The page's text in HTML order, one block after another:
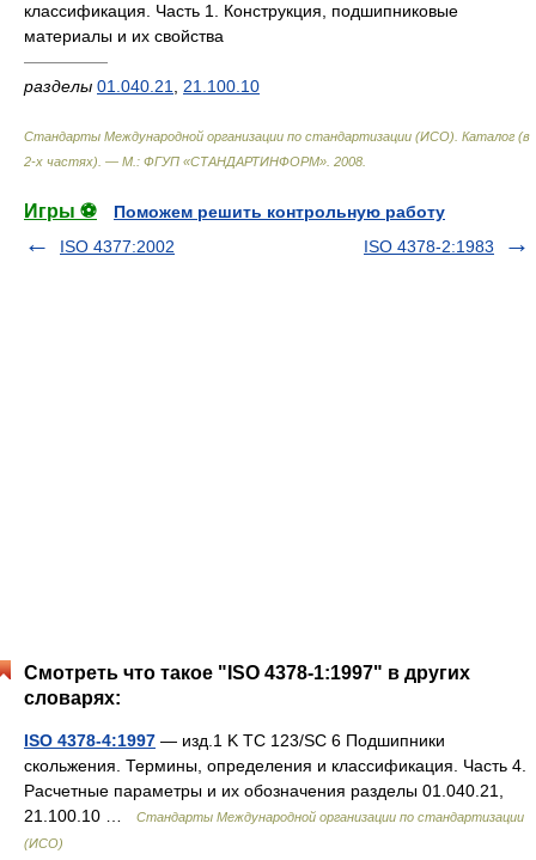
классификация. Часть 1. Конструкция, подшипниковые
материалы и их свойства
—————
разделы 01.040.21 21.100.10
Стандарты Международной организации по стандартизации (ИСО). Каталог (в
2-х частях). — М.: ФГУП «СТАНДАРТИНФОРМ» 2008
Игры ⚽
Поможем решить контрольную работу
ISO 4377:2002
ISO 4378-2:1983
Смотреть что такое "ISO 4378-1:1997" в других
словарях:
ISO 4378-4:1997 — изд.1 K TC 123/SC 6 Подшипники
скольжения. Термины, определения и классификация. Часть 4.
Расчетные параметры и их обозначения разделы 01.040.21,
21.100.10 …
Стандарты Международной организации по стандартизации
(ИСО)